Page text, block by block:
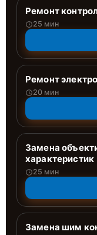
Ремонт
25 мин
Ремонт
20 мин
Замена
характеристик
25 мин
Замена шим